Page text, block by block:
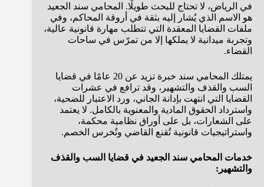
في الرياض، لا تحتاج للبحث طويلًا. المحامي سند الجعيد
هو الاسم الذي يُشار إليه بثقة في أروقة المحاكم، وفي
ملفات القضايا المعقدة التي تتطلب مهارة قانونية عالية،
وتجربة ميدانية لا يملكها إلا من تمرّس في ساحات
القضاء.
يمتلك المحامي سند خبرة تزيد عن 20 عامًا في قضايا
السب والقذف والتشهير، وقد ترافع في عشرات
القضايا التي انتهت بإدانة الجاني، ورد الاعتبار للضحية،
واسترداد الحقوق المادية والمعنوية بالكامل. لا يعتمد
على الشعارات، بل على أوراق نظامية محكمة،
واستراتيجيات قانونية تُقنع القاضي وتُخرس الخصم.
خدمات المحامي سند الجعيد في قضايا السب والقذف
والتشهير: